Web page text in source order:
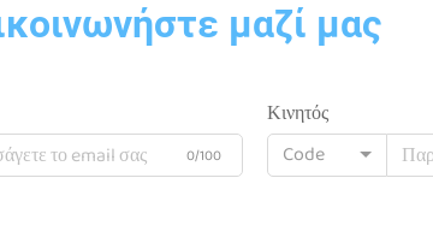
μαζί μας
0/100
Κινητός
Code